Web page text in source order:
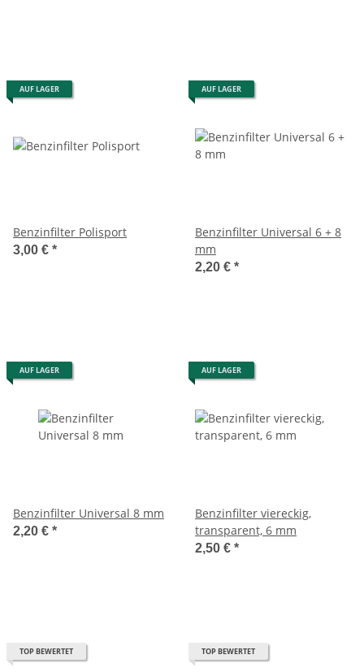
AUF LAGER
Benzinfilter Polisport
3,00 € *
AUF LAGER
Benzinfilter Universal 6 + 8
mm
2,20 € *
AUF LAGER
Benzinfilter Universal 8 mm
2,20 € *
AUF LAGER
Benzinfilter viereckig,
transparent, 6 mm
2,50 € *
TOP BEWERTET TOP BEWERTET